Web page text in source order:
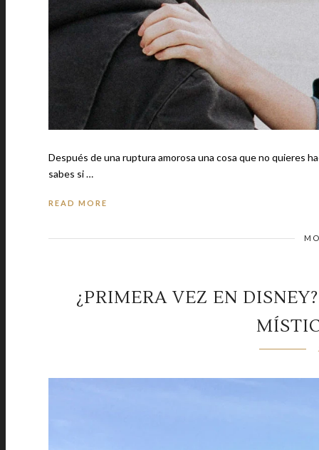
Después de una ruptura amorosa una cosa que no quieres hacer
sabes si …
READ MORE
¿PRIMERA VEZ EN